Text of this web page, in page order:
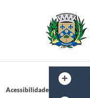
Acessibilidade